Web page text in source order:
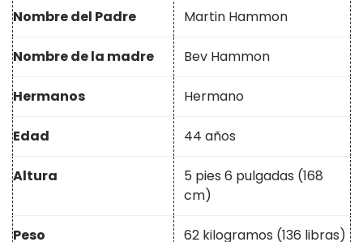
Nombre del Padre Martin Hammon
Nombre de la madre Bev Hammon
Hermanos Hermano
Edad 44 años
Altura
5 pies 6 pulgadas (168
cm)
Peso 62 kilogramos (136 libras)